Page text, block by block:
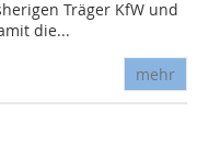
Träger KfW und
die...
mehr